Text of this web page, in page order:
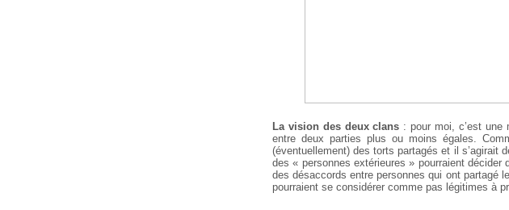
La vision des deux clans : pour moi, c’est une
entre deux parties plus ou moins égales.
(éventuellement) des torts partagés et il s’agirait
des « personnes extérieures » pourraient décider
des désaccords entre personnes qui ont partagé
pourraient se considérer comme pas légitimes à